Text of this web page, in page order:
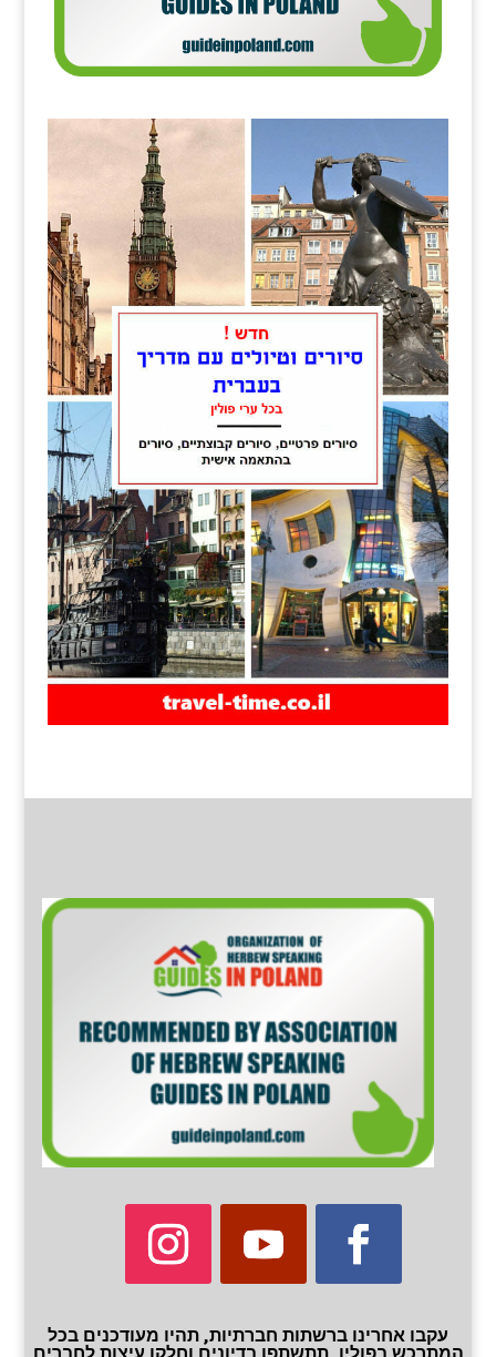
עקבו אחרינו ברשתות חברתיות, תהיו מעודכנים בכל
המתרכש בפולין, תתשתפו בדיונים וחלקו עיצות לחברים